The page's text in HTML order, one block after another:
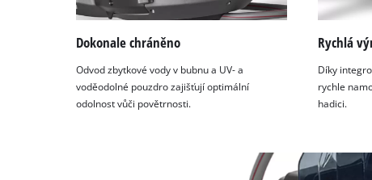
Dokonale chráněno
Odvod zbytkové vody v bubnu a UV- a
voděodolné pouzdro zajišťují optimální
odolnost vůči povětrnosti.
Rychlá
Díky
rychle
hadici.